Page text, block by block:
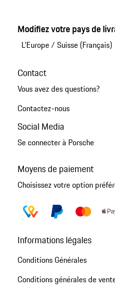
Modifiez votre pays de
L'Europe/ Suisse (Français)
Contact
Vous avez des questions?
Contactez-nous
Social Media
Se connecter à Porsche
Moyens de paiement
Choisissez votre option
Informations légales
Conditions Générales
Conditions générales de